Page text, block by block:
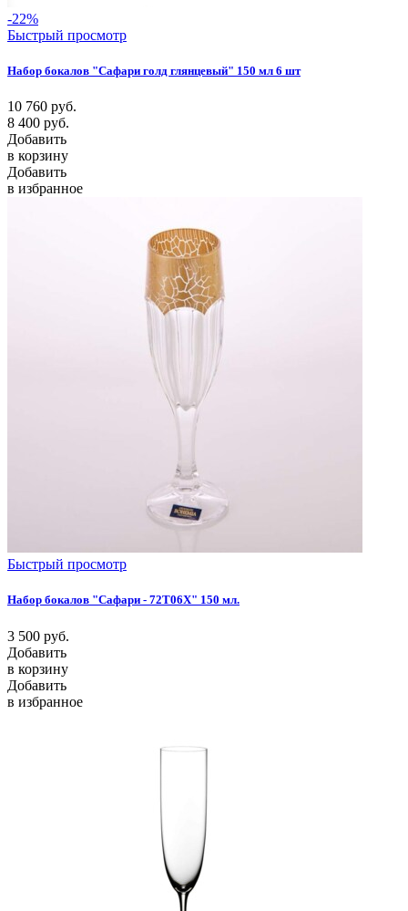
-22%
Быстрый просмотр
Набор бокалов "Сафари голд глянцевый" 150 мл 6 шт
10 760 руб.
8 400 руб.
Добавить
в корзину
Добавить
в избранное
Быстрый просмотр
Набор бокалов "Сафари - 72T06X" 150 мл.
3 500 руб.
Добавить
в корзину
Добавить
в избранное